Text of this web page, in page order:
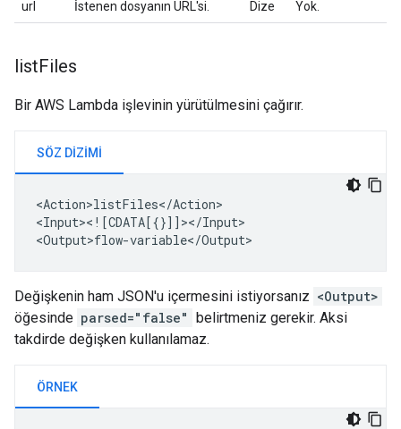
url İstenen dosyanın URL'si. Dize Yok.
listFiles
Bir AWS Lambda işlevinin yürütülmesini çağırır.
SÖZ DIZIMI
<Action>listFiles</Action>
<Input><![CDATA[{}]]></Input>
Değişkenin ham JSON'u içermesini istiyorsanız <Output>
öğesinde parsed="false" belirtmeniz gerekir. Aksi
takdirde değişken kullanılamaz.
ÖRNEK